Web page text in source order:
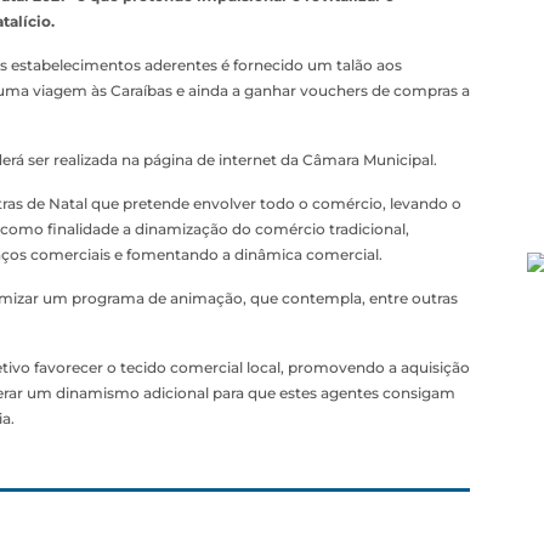
estabelecimentos aderentes é fornecido um talão aos
viagem às Caraíbas e ainda a ganhar vouchers de compras a
ser realizada na página de internet da Câmara Municipal.
de Natal que pretende envolver todo o comércio, levando o
finalidade a dinamização do comércio tradicional,
comerciais e fomentando a dinâmica comercial.
um programa de animação, que contempla, entre outras
favorecer o tecido comercial local, promovendo a aquisição
um dinamismo adicional para que estes agentes consigam